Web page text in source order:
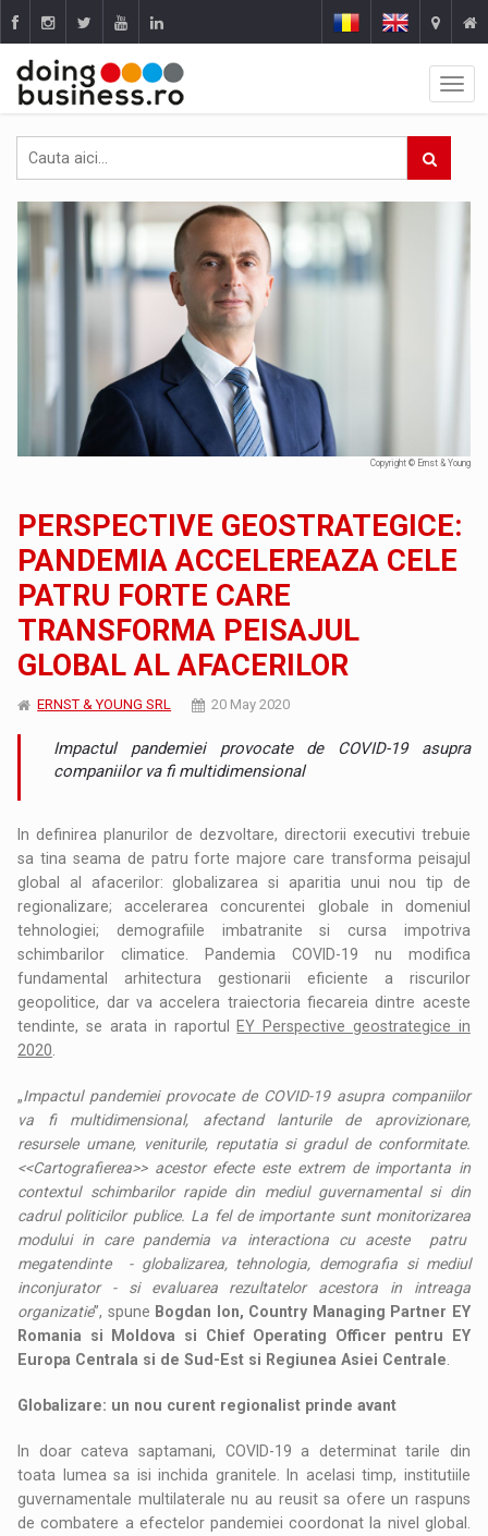
Copyright © Ernst & Young
PERSPECTIVE GEOSTRATEGICE:
PANDEMIA ACCELEREAZA CELE
PATRU FORTE CARE
TRANSFORMA PEISAJUL
GLOBAL AL AFACERILOR
ERNST & YOUNG SRL 20 May 2020
Impactul pandemiei provocate de COVID-19 asupra
companiilor va fi multidimensional
In definirea planurilor de dezvoltare, directorii executivi trebuie
sa tina seama de patru forte majore care transforma peisajul
global al afacerilor: globalizarea si aparitia unui nou tip de
regionalizare; accelerarea concurentei globale in domeniul
tehnologiei; demografiile imbatranite si cursa impotriva
schimbarilor climatice. Pandemia COVID-19 nu modifica
fundamental arhitectura gestionarii eficiente a riscurilor
geopolitice, dar va accelera traiectoria fiecareia dintre aceste
tendinte, se arata in raportul
EY Perspective geostrategice in
2020
„Impactul pandemiei provocate de COVID-19 asupra companiilor
va fi multidimensional, afectand lanturile de aprovizionare,
resursele umane, veniturile, reputatia si gradul de conformitate.
<<Cartografierea>> acestor efecte este extrem de importanta in
contextul schimbarilor rapide din mediul guvernamental si din
cadrul politicilor publice. La fel de importante sunt monitorizarea
modului in care pandemia va interactiona cu aceste patru
megatendinte - globalizarea, tehnologia, demografia si mediul
inconjurator - si evaluarea rezultatelor acestora in intreaga
organizatie”, spune Bogdan Ion, Country Managing Partner EY
Romania si Moldova si Chief Operating Officer pentru EY
Europa Centrala si de Sud-Est si Regiunea Asiei Centrale
Globalizare: un nou curent regionalist prinde avant
In doar cateva saptamani, COVID-19 a determinat tarile din
toata lumea sa isi inchida granitele. In acelasi timp, institutiile
guvernamentale multilaterale nu au reusit sa ofere un raspuns
de combatere a efectelor pandemiei coordonat la nivel global.